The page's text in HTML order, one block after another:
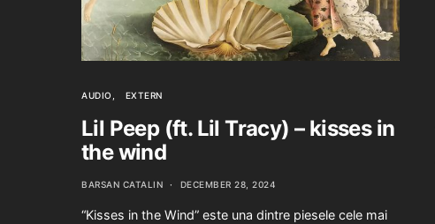
AUDIO EXTERN
Lil Peep (ft. Lil Tracy) – kisses in
the wind
BARSAN CATALIN DECEMBER 28, 2024
“Kisses in the Wind” este una dintre piesele cele mai